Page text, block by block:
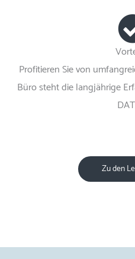
Profitieren Sie von
Büro steht die langjährige
Zu den